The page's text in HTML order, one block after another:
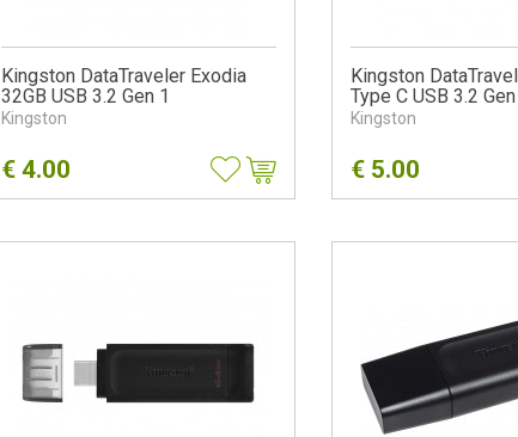
Kingston DataTraveler Exodia
32GB USB 3.2 Gen 1
Kingston
€ 4.00
Kingston
Type C USB 3.2 Gen
Kingston
€ 5.00